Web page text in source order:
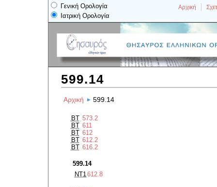
Γενική Ορολογία
Ιατρική Ορολογία
Αρχική
599.14
Αρχική 599.14
BT 573.2
BT 611
BT 612
BT 612.2
BT 616.2
599.14
NT1 612.8